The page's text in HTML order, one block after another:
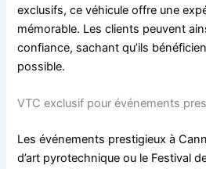
exclusifs, ce véhicule offre une
mémorable. Les clients peuvent
confiance, sachant qu’ils
possible.
VTC exclusif pour événements
Les événements prestigieux à
d’art pyrotechnique ou le Festival